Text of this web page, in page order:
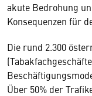
akute Bedrohung
Konsequenzen für
Die rund 2.300
Über 50% der